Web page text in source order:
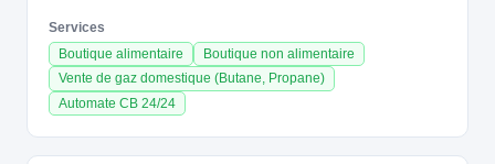
Services
Boutique alimentaire
Boutique non alimentaire
Vente de gaz domestique (Butane, Propane)
Automate CB 24/24